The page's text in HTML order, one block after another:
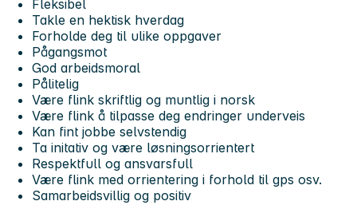
Fleksibel
Takle en hektisk hverdag
Forholde deg til ulike oppgaver
Pågangsmot
God arbeidsmoral
Pålitelig
Være flink skriftlig og muntlig i norsk
Være flink å tilpasse deg endringer underveis
Kan fint jobbe selvstendig
Ta initativ og være løsningsorrientert
Respektfull og ansvarsfull
Være flink med orrientering i forhold til gps osv.
Samarbeidsvillig og positiv